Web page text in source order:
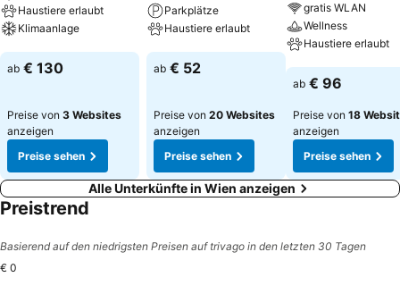
Haustiere erlaubt
Klimaanlage
Preise sehen
ab € 130
Preise von 3 Websites
anzeigen
Preise sehen
Parkplätze
Haustiere erlaubt
Preise sehen
ab € 52
Preise von 20 Websites
anzeigen
Preise sehen
gratis WLAN
Wellness
Haustiere erlaubt
Preise sehen
ab € 96
Preise von 18
anzeigen
Preise sehen
Alle Unterkünfte in Wien anzeigen
Preistrend
Basierend auf den niedrigsten Preisen auf trivago in den letzten 30 Tagen
€ 0